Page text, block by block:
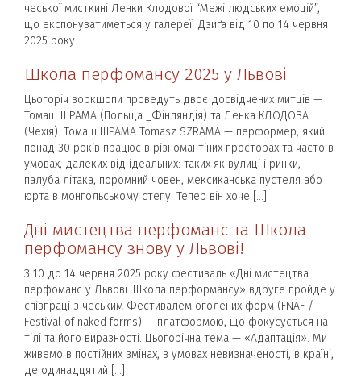
чеської мисткині Ленки Клодової “Межі людських емоцій”,
що експонуватиметься у галереї Дзиґа від 10 по 14 червня
2025 року.
Школа перфомансу 2025 у Львові
Цьогоріч воркшопи проведуть двоє досвідчених митців —
Томаш ШРАМА (Польща _Фінляндія) та Ленка КЛОДОВА
(Чехія). Томаш ШРАМА Tomasz SZRAMA — перформер, який
понад 30 років працює в різномантіних просторах та часто в
умовах, далеких від ідеальних: таких як вулиці і ринки,
палуба літака, поромний човен, мексиканська пустеля або
юрта в монгольському степу. Тепер він хоче […]
Дні мистецтва перфоманс та Школа
перфомансу знову у Львові!
З 10 до 14 червня 2025 року фестиваль «Дні мистецтва
перфоманс у Львові. Школа перформансу» вдруге пройде у
співпраці з чеським Фестивалем оголених форм (FNAF /
Festival of naked forms) — платформою, що фокусується на
тілі та його виразності. Цьогорічна тема — «Адаптація». Ми
живемо в постійних змінах, в умовах невизначеності, в країні,
де одинадцятий […]